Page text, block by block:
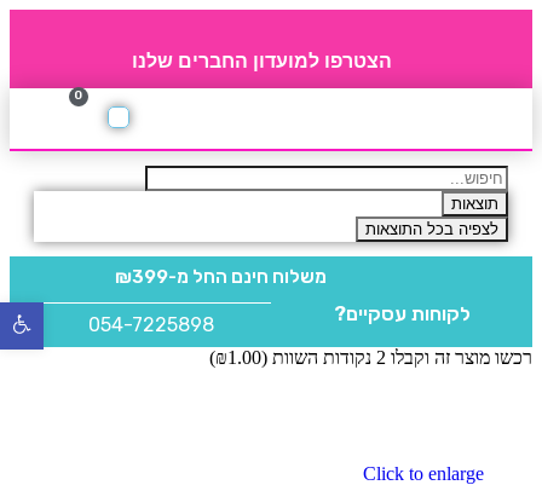
הצטרפו למועדון החברים שלנו
0
תוצאות
לצפיה בכל התוצאות
משלוח חינם החל מ-₪399
לקוחות עסקיים? 054-7225898
רכשו מוצר זה וקבלו 2 נקודות השוות ( ₪1.00
)
Click to enlarge
פתח